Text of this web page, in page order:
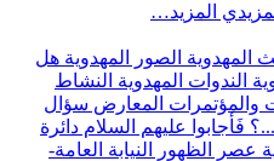
المزيد…
المهدوية الصور المهدوية هل
الندوات المهدوية النشاط
والمؤتمرات المعارض سؤال
فَأجابوا عليهم السلام دائرة
عصر الظهور
النيابة العامة-